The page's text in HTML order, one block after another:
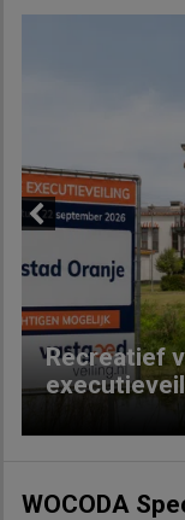
Recreatief
WOCODA